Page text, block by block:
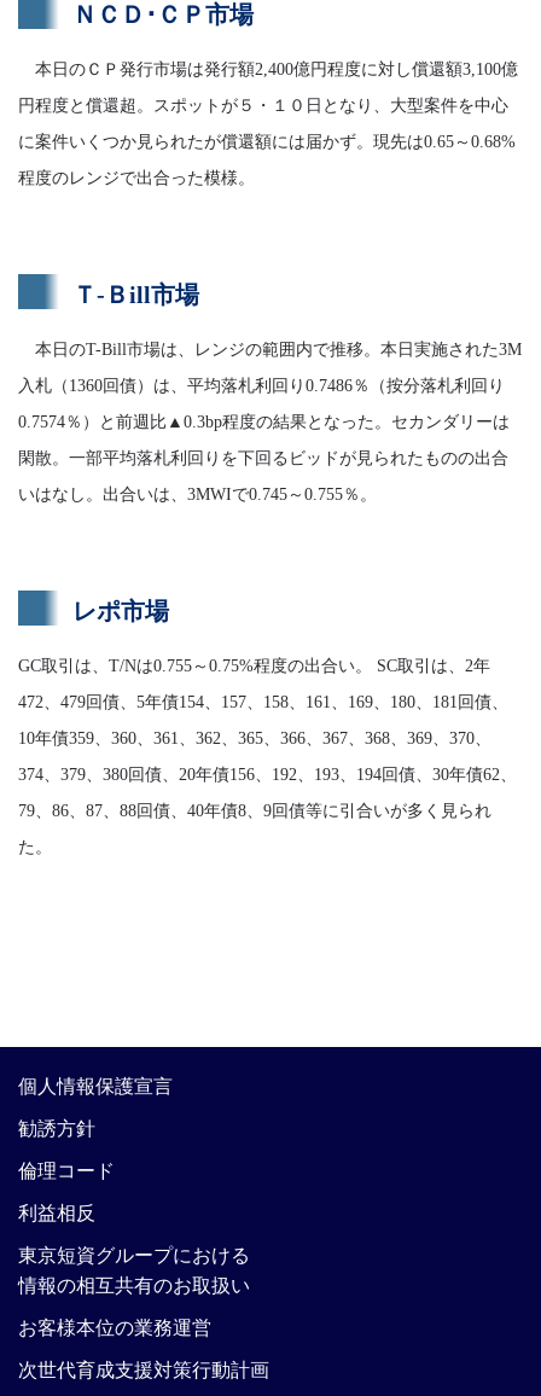
ＮＣＤ･ＣＰ市場
本日のＣＰ発行市場は発行額2,400億円程度に対し償還額3,100億
円程度と償還超。スポットが５・１０日となり、大型案件を中心
に案件いくつか見られたが償還額には届かず。現先は0.65～0.68%
程度のレンジで出合った模様。
Ｔ-Ｂill市場
本日のT-Bill市場は、レンジの範囲内で推移。本日実施された3M
入札（1360回債）は、平均落札利回り0.7486％（按分落札利回り
0.7574％）と前週比▲0.3bp程度の結果となった。セカンダリーは
閑散。一部平均落札利回りを下回るビッドが見られたものの出合
いはなし。出合いは、3MWIで0.745～0.755％。
レポ市場
GC取引は、T/Nは0.755～0.75%程度の出合い。 SC取引は、2年
472、479回債、5年債154、157、158、161、169、180、181回債、
10年債359、360、361、362、365、366、367、368、369、370、
374、379、380回債、20年債156、192、193、194回債、30年債62、
79、86、87、88回債、40年債8、9回債等に引合いが多く見られ
た。
個人情報保護宣言
勧誘方針
倫理コード
利益相反
東京短資グループにおける
情報の相互共有のお取扱い
お客様本位の業務運営
次世代育成支援対策行動計画